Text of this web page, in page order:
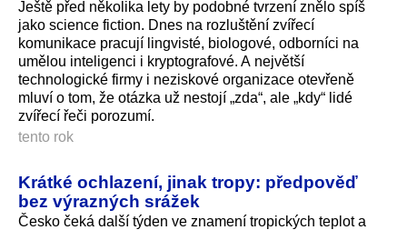
Ještě před několika lety by podobné tvrzení znělo spíš
jako science fiction. Dnes na rozluštění zvířecí
komunikace pracují lingvisté, biologové, odborníci na
umělou inteligenci i kryptografové. A největší
technologické firmy i neziskové organizace otevřeně
mluví o tom, že otázka už nestojí „zda“, ale „kdy“ lidé
zvířecí řeči porozumí.
tento rok
Krátké ochlazení, jinak tropy: předpověď
bez výrazných srážek
Česko čeká další týden ve znamení tropických teplot a